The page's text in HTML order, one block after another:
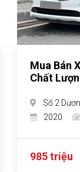
Mua Bán
Chất
Số 2
2020
985 triệu